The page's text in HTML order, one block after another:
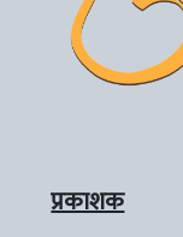
प्रकाशक